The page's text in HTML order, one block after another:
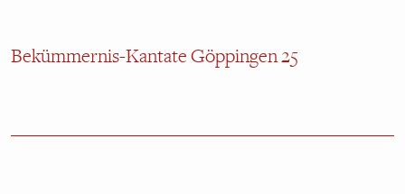
Bekümmernis-Kantate Göppingen 25